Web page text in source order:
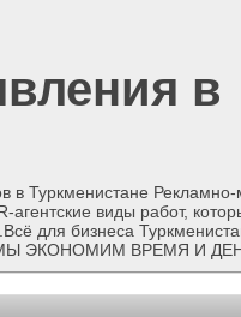
в
в Туркменистане
виды работ,
для бизнеса
ЭКОНОМИМ ВРЕМЯ И